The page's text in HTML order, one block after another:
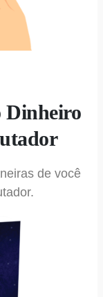
Dinheiro
de você